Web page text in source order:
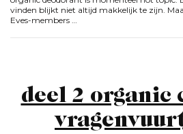
vinden blijkt niet altijd makkelijk te zijn.
Eves-members …
deel 2 organic